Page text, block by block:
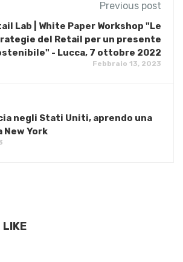
Previous post
Lab | White Paper Workshop "Le
del Retail per un presente
- Lucca, 7 ottobre 2022
Febbraio 13, 2023
negli Stati Uniti, aprendo una
New York
LIKE